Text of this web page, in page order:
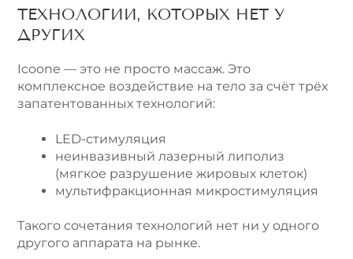
ТЕХНОЛОГИИ, КОТОРЫХ НЕТ У
ДРУГИХ
Icoone — это не просто массаж. Это
комплексное воздействие на тело за счёт трёх
запатентованных технологий:
LED-стимуляция
неинвазивный лазерный липолиз
(мягкое разрушение жировых клеток)
мультифракционная микростимуляция
Такого сочетания технологий нет ни у одного
другого аппарата на рынке.